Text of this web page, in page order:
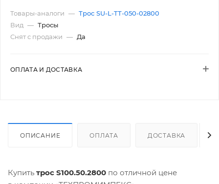
Товары-аналоги — Трос SU-L-TT-050-02800
Вид — Тросы
Снят с продажи — Да
ОПЛАТА И ДОСТАВКА
ОПИСАНИЕ ОПЛАТА ДОСТАВКА
Купить трос S100.50.2800 по отличной цене